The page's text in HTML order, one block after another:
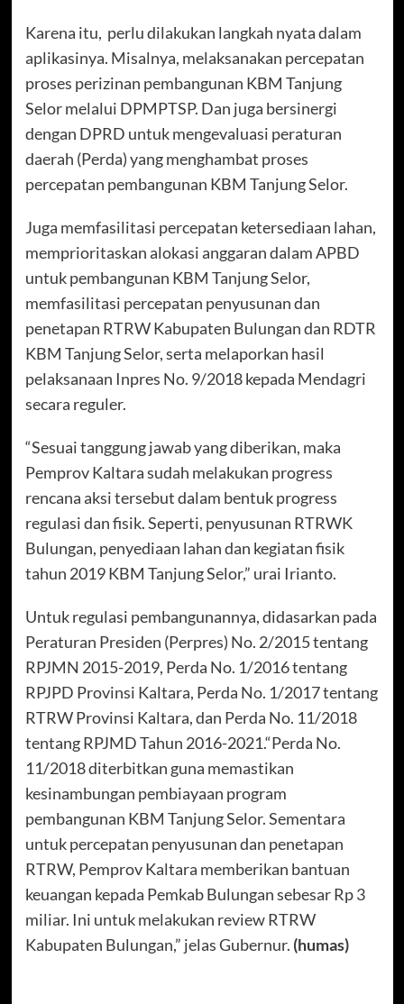
Karena itu, perlu dilakukan langkah nyata dalam
aplikasinya. Misalnya, melaksanakan percepatan
proses perizinan pembangunan KBM Tanjung
Selor melalui DPMPTSP. Dan juga bersinergi
dengan DPRD untuk mengevaluasi peraturan
daerah (Perda) yang menghambat proses
percepatan pembangunan KBM Tanjung Selor.
Juga memfasilitasi percepatan ketersediaan lahan,
memprioritaskan alokasi anggaran dalam APBD
untuk pembangunan KBM Tanjung Selor,
memfasilitasi percepatan penyusunan dan
penetapan RTRW Kabupaten Bulungan dan RDTR
KBM Tanjung Selor, serta melaporkan hasil
pelaksanaan Inpres No. 9/2018 kepada Mendagri
secara reguler.
“Sesuai tanggung jawab yang diberikan, maka
Pemprov Kaltara sudah melakukan progress
rencana aksi tersebut dalam bentuk progress
regulasi dan fisik. Seperti, penyusunan RTRWK
Bulungan, penyediaan lahan dan kegiatan fisik
tahun 2019 KBM Tanjung Selor,” urai Irianto.
Untuk regulasi pembangunannya, didasarkan pada
Peraturan Presiden (Perpres) No. 2/2015 tentang
RPJMN 2015-2019, Perda No. 1/2016 tentang
RPJPD Provinsi Kaltara, Perda No. 1/2017 tentang
RTRW Provinsi Kaltara, dan Perda No. 11/2018
tentang RPJMD Tahun 2016-2021.“Perda No.
11/2018 diterbitkan guna memastikan
kesinambungan pembiayaan program
pembangunan KBM Tanjung Selor. Sementara
untuk percepatan penyusunan dan penetapan
RTRW, Pemprov Kaltara memberikan bantuan
keuangan kepada Pemkab Bulungan sebesar Rp 3
miliar. Ini untuk melakukan review RTRW
Kabupaten Bulungan,” jelas Gubernur. (humas)